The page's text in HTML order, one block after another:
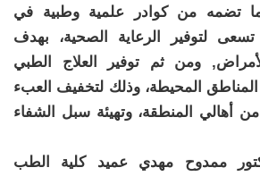
تضمه من كوادر علمية وطبية في
لتوفير الرعاية الصحية، بهدف
ومن ثم توفير العلاج الطبي
المحيطة، وذلك لتخفيف العبء
أهالي المنطقة، وتهيئة سبل الشفاء
ممدوح مهدي عميد كلية الطب